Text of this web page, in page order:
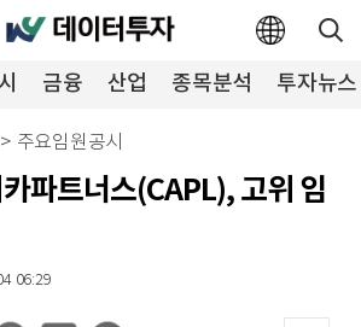
금융 산업 종목분석 투자뉴스
> 주요임원공시
파트너스(CAPL), 고위 임
06:29